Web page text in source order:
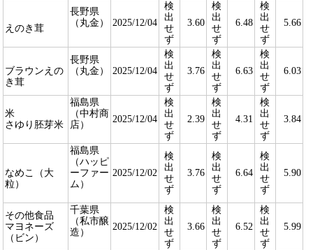
えのき茸
長野県
（丸金）
2025/12/04
検
出
せ
ず
3.60
検
出
せ
ず
6.48
検
出
せ
ず
5.66
ブラウンえの
き茸
長野県
（丸金）
2025/12/04
検
出
せ
ず
3.76
検
出
せ
ず
6.63
検
出
せ
ず
6.03
米
さゆり胚芽米
福島県
（中村商
店）
2025/12/04
検
出
せ
ず
2.39
検
出
せ
ず
4.31
検
出
せ
ず
3.84
なめこ（大
粒）
福島県
（ハッピ
ーファー
ム）
2025/12/02
検
出
せ
ず
3.76
検
出
せ
ず
6.64
検
出
せ
ず
5.90
その他食品
マヨネーズ
（ビン）
千葉県
（私市醸
造）
2025/12/02
検
出
せ
ず
3.66
検
出
せ
ず
6.52
検
出
せ
ず
5.99